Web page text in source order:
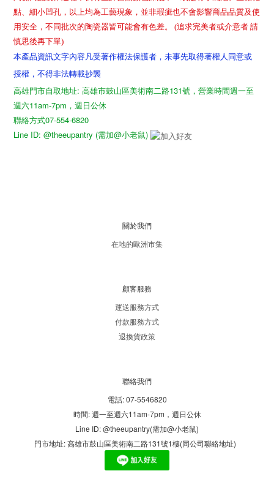
點、細小凹孔，以上均為工藝現象，並非瑕疵也不會影響商品品質及使
用安全，不同批次的陶瓷器皆可能會有色差。 (追求完美者或介意者 請
慎思後再下單)
本產品資訊文字內容凡受著作權法保護者，未事先取得著權人同意或
授權，不得非法轉載抄襲
高雄門市自取地址: 高雄市鼓山區美術南二路131號，營業時間週一至
週六11am-7pm，週日公休
聯絡方式07-554-6820
Line ID: @theeupantry (需加@小老鼠)
關於我們
在地的歐洲市集
顧客服務
運送服務方式
付款服務方式
退換貨政策
聯絡我們
電話: 07-5546820
時間: 週一至週六11am-7pm，週日公休
Line ID: @theeupantry(需加@小老鼠)
門市地址: 高雄市鼓山區美術南二路131號1樓(同公司聯絡地址)